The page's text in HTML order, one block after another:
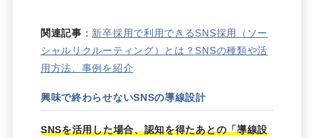
関連記事 ： 新卒採用で利用できるSNS採用（ソー
シャルリクルーティング）とは？SNSの種類や活
用方法、事例を紹介
興味で終わらせないSNSの導線設計
SNSを活用した場合、認知を得たあとの「導線設